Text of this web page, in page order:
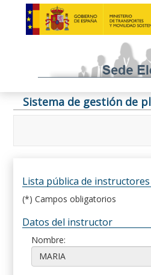
Sistema de gestión de
Lista pública de instructores
(*) Campos obligatorios
Datos del instructor
Nombre: